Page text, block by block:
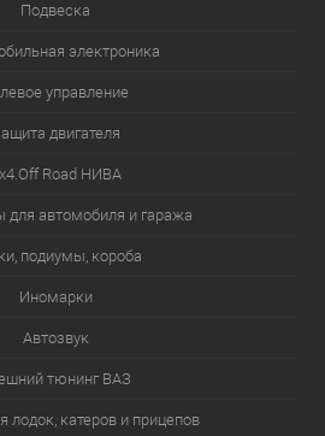
Подвеска
электроника
управление
двигателя
Road НИВА
для автомобиля и гаража
подиумы, короба
Иномарки
Автозвук
тюнинг ВАЗ
лодок, катеров и прицепов